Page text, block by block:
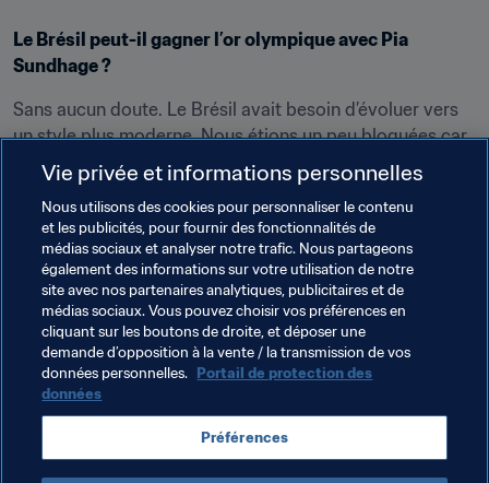
Le Brésil peut-il gagner l’or olympique avec Pia
Sundhage ?
Sans aucun doute. Le Brésil avait besoin d’évoluer vers
un style plus moderne. Nous étions un peu bloquées car
nous dépendions trop des exploits individuels et des
combinaisons. Avec Pia, nous sommes mieux organisées.
Désormais, nous pouvons faire jeu égal avec les
meilleures et, dans ces conditions, notre qualité
individuelle peut faire la différence.
Thèmes en lien
Brazil USA
Vie privée et informations personnelles
Nous utilisons des cookies pour personnaliser le contenu
et les publicités, pour fournir des fonctionnalités de
médias sociaux et analyser notre trafic. Nous partageons
également des informations sur votre utilisation de notre
site avec nos partenaires analytiques, publicitaires et de
médias sociaux. Vous pouvez choisir vos préférences en
cliquant sur les boutons de droite, et déposer une
demande d’opposition à la vente / la transmission de vos
données personnelles. Portail de protection des
données
Préférences